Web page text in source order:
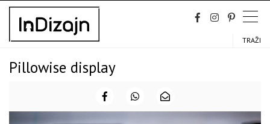
Skip
content
TRAŽI
Pillowise display